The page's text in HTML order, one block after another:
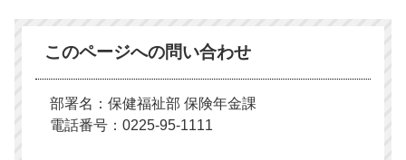
このページへの問い合わせ
部署名：保健福祉部 保険年金課
電話番号：0225-95-1111